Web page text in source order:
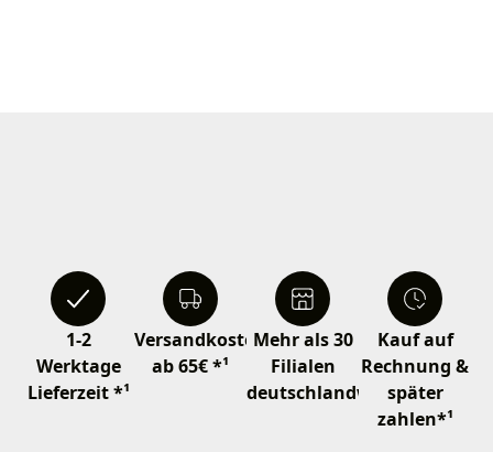
1-2
Werktage
Lieferzeit *¹
Versandkostenfrei
ab 65€ *¹
Mehr als 30
Filialen
deutschlandweit
Kauf auf
Rechnung &
später
zahlen*¹